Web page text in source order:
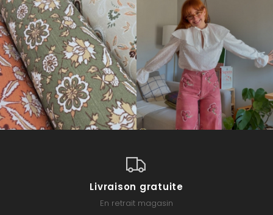
Livraison gratuite
En retrait magasin